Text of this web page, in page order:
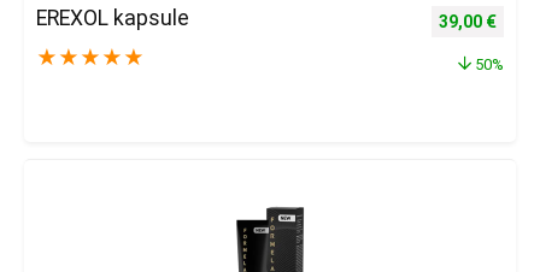
EREXOL kapsule
★ ★ ★ ★ ★
Izvorna
39,00 €
50%